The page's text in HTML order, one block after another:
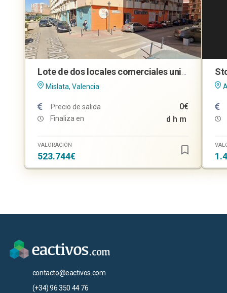
Lote de dos locales comerciales unidos en Mislata (Valencia)
Mislata, Valencia
Precio de salida 0€
Finaliza en d h m
VALORACIÓN
523.744€
contacto@eactivos.com
(+34) 96 350 44 76